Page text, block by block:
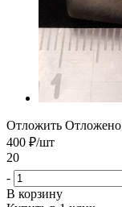
Отложить Отложено
400 ₽/шт
20
-
В корзину